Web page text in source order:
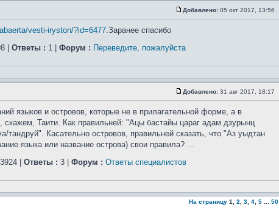
Добавлено: 05 окт 2017, 13:56
vesti-iryston/?id=6477.Заранее спасибо
| Ответы : 1 | Форум : Переведите, пожалуйста
Добавлено: 31 авг 2017, 18:17
языков и островов, которые не в прилагательной форме, а в
Таити. Как правильней: "Ацы бастайы цараг адам дзурынц
Касательно островов, правильней сказать, что "Аз уыдтан
языка или название острова) свои правила? ...
3924 | Ответы : 3 | Форум : Ответы специалистов
На страницу 1 2 3 4 5 50